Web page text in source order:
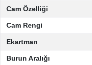
Cam Özelliği
Cam Rengi
Ekartman
Burun Aralığı